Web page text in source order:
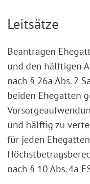
Leitsätze
Beantragen
und den hälftigen
nach § 26a Abs. 2
beiden Ehegatten
und hälftig zu
für jeden
nach § 10 Abs. 4a